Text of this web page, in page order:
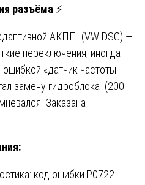
разъёма ⚡
АКПП (VW DSG) —
переключения, иногда
«датчик частоты
замену гидроблока (200
Заказана
код ошибки P0722